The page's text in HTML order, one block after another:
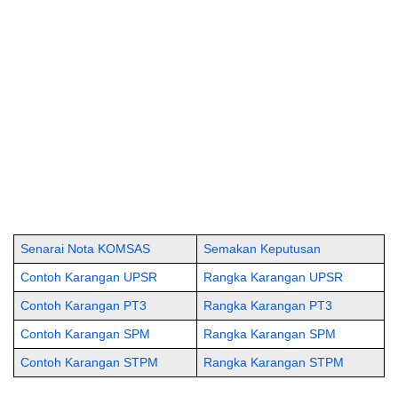
Senarai Nota KOMSAS Semakan Keputusan
Contoh Karangan UPSR Rangka Karangan UPSR
Contoh Karangan PT3 Rangka Karangan PT3
Contoh Karangan SPM Rangka Karangan SPM
Contoh Karangan STPM Rangka Karangan STPM